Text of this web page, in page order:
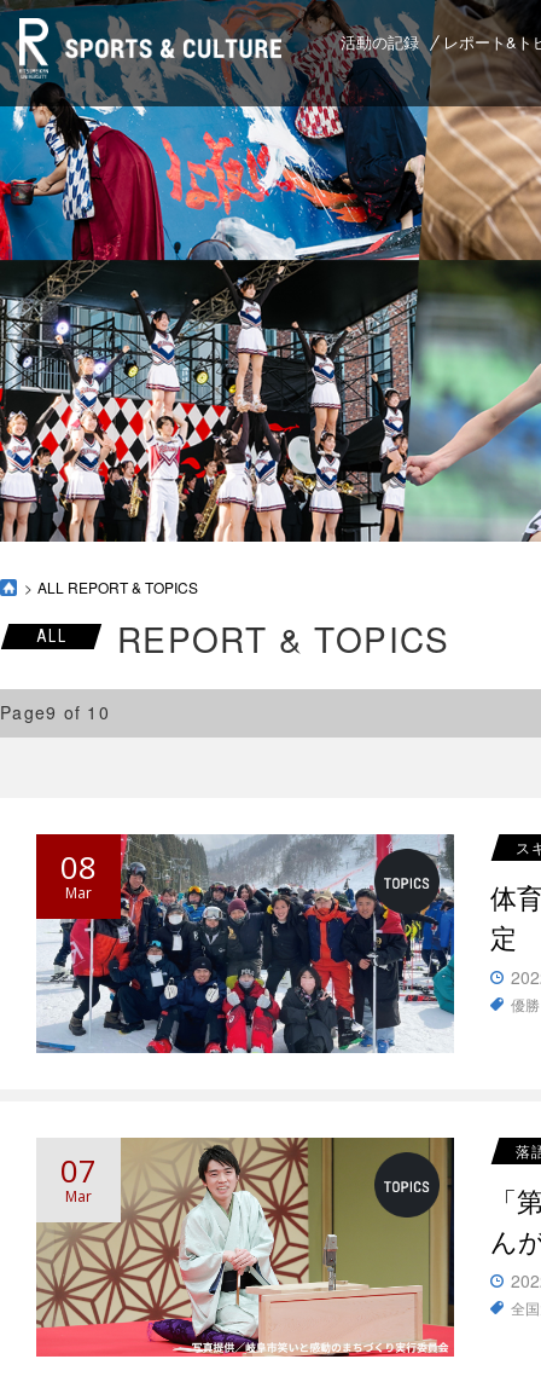
活動の記録 レポート&ト
ALL REPORT & TOPICS
ALL REPORT & TOPICS
Page9 of 10
08
Mar
ス
体
定
優勝
07
Mar
落
「
ん
全